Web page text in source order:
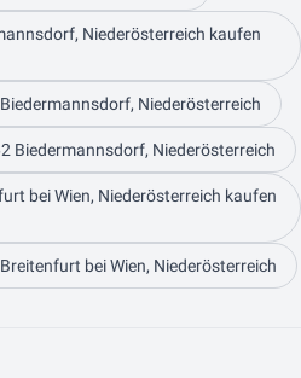
Niederösterreich kaufen
Niederösterreich
Biedermannsdorf, Niederösterreich
bei Wien, Niederösterreich kaufen
bei Wien, Niederösterreich